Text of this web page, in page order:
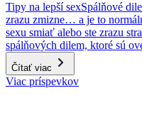
Tipy na lepší sexSpálňové
zrazu zmizne… a je to
sexu smiať alebo ste zrazu
spálňových dilem, ktoré sú
Čítať viac
Viac príspevkov